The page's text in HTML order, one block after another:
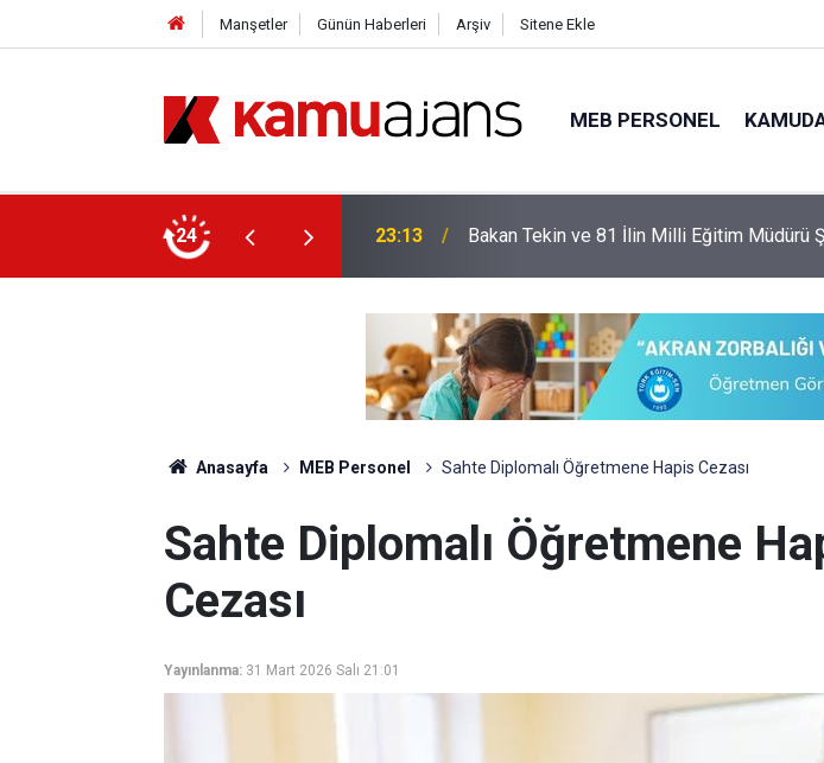
Manşetler Günün Haberleri Arşiv Sitene Ekle
MEB PERSONEL
24
Şırnak’a Gidiyor 22:17 LGS'de İstanbul'un Şampiyon Okulları Belli
Anasayfa MEB Personel Sahte Diplomalı Öğretmene Hapis Cezası
Sahte Diplomalı Öğretmene
Cezası
Yayınlanma: 31 Mart 2026 Salı 21:01